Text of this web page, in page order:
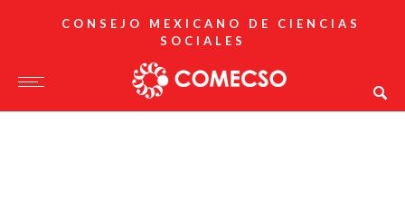
CONSEJO MEXICANO DE CIENCIAS
SOCIALES